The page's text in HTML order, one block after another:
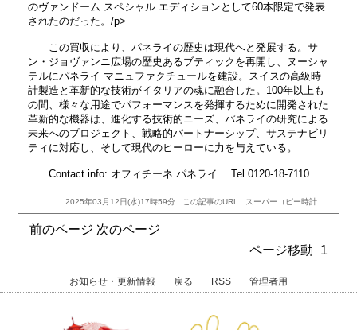
のヴァンドーム スペシャル エディションとして60本限定で発表
されたのだった。/p>
この買収により、パネライの歴史は現代へと発展する。サ
ン・ジョヴァンニ広場の歴史あるブティックを再開し、ヌーシャ
テルにパネライ マニュファクチュールを建設。スイスの高級時
計製造と革新的な技術がイタリアの魂に融合した。100年以上も
の間、様々な用途でパフォーマンスを発揮するために開発された
革新的な機器は、進化する技術的ニーズ、パネライの研究による
未来へのプロジェクト、戦略的パートナーシップ、サステナビリ
ティに対応し、そして現代のヒーローに力を与えている。
Contact info: オフィチーネ パネライ Tel.0120-18-7110
2025年03月12日(水)17時59分 この記事のURL スーパーコピー時計
前のページ 次のページ
ページ移動
1
お知らせ・更新情報 戻る RSS 管理者用